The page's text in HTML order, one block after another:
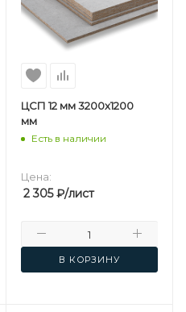
ЦСП 12 мм 3200х1200
мм
Есть в наличии
Цена:
2 305₽/лист
В КОРЗИНУ